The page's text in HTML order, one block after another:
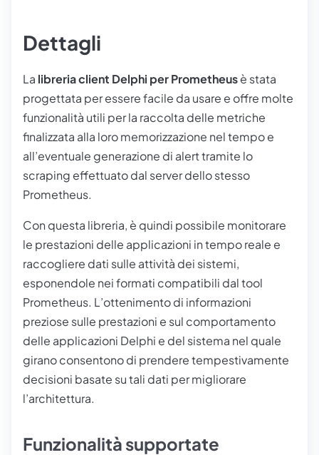
Dettagli
La libreria client Delphi per Prometheusè stata
progettata per essere facile da usare e offre molte
funzionalità utili per la raccolta delle metriche
finalizzata alla loro memorizzazione nel tempo e
all’eventuale generazione di alert tramite lo
scraping effettuato dal server dello stesso
Prometheus.
Con questa libreria, è quindi possibile monitorare
le prestazioni delle applicazioni in tempo reale e
raccogliere dati sulle attività dei sistemi,
esponendole nei formati compatibili dal tool
Prometheus. L’ottenimento di informazioni
preziose sulle prestazioni e sul comportamento
delle applicazioni Delphi e del sistema nel quale
girano consentono di prendere tempestivamente
decisioni basate su tali dati per migliorare
l’architettura.
Funzionalità supportate